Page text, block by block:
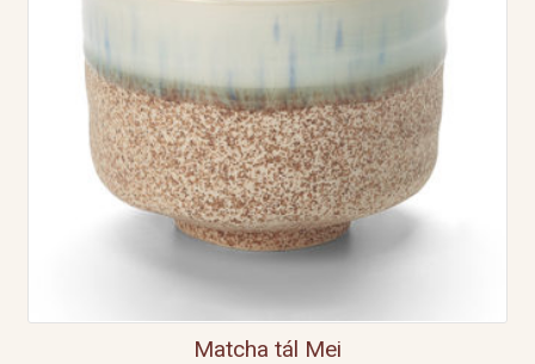
Matcha tál Mei